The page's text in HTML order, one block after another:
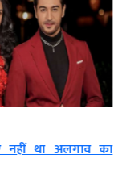
पार करते ही वायरल